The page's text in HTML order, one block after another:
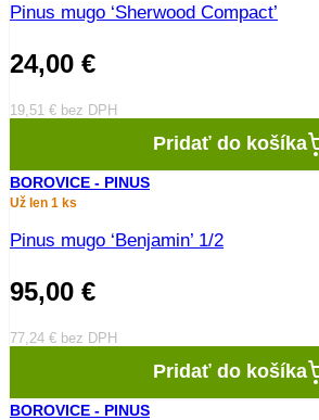
Pinus mugo ‘Sherwood Compact’
24,00 €
19,51 € bez DPH
Pridať do košíka
BOROVICE - PINUS
Už len 1 ks
Pinus mugo ‘Benjamin’ 1/2
95,00 €
77,24 € bez DPH
Pridať do košíka
BOROVICE - PINUS